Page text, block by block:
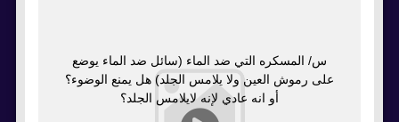
س/ المسكره التي ضد الماء (سائل ضد الماء يوضع
على رموش العين ولا يلامس الجلد) هل يمنع الوضوء؟
أو انه عادي لإنه لايلامس الجلد؟